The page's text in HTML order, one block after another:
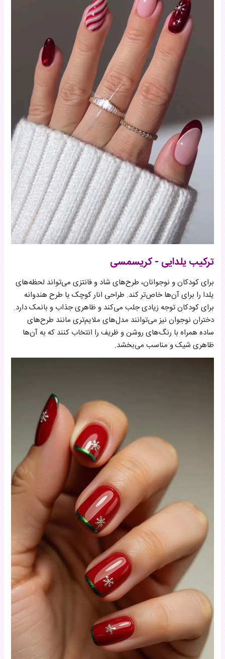
ترکیب یلدایی - کریسمسی
برای کودکان و نوجوانان، طرح‌های شاد و فانتزی می‌تواند لحظه‌های
یلدا را برای آن‌ها خاص‌تر کند. طراحی انار کوچک یا طرح هندوانه
برای کودکان توجه زیادی جلب می‌کند و ظاهری جذاب و بانمک دارد.
دختران نوجوان نیز می‌توانند مدل‌های ملایم‌تری مانند طرح‌های
ساده همراه با رنگ‌های روشن و ظریف را انتخاب کنند که به آن‌ها
ظاهری شیک و مناسب می‌بخشد.